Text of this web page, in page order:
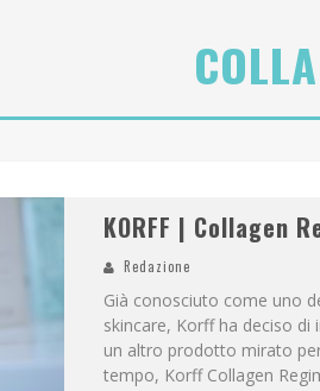
KORFF | Collagen
Redazione
Già conosciuto come uno
skincare, Korff ha deciso
un altro prodotto mirato
tempo, Korff Collagen